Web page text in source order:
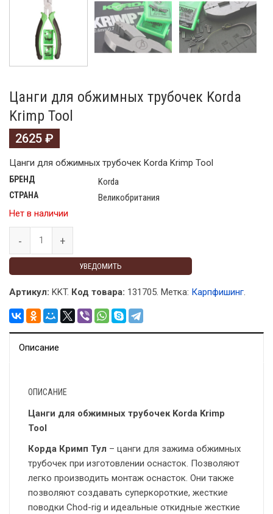
Цанги для обжимных трубочек Korda
Krimp Tool
2625 ₽
Цанги для обжимных трубочек Korda Krimp Tool
БРЕНД Korda
СТРАНА
Великобритания
Нет в наличии
УВЕДОМИТЬ
Артикул: KKT. Код товара: 131705. Метка: Карпфишинг.
Описание
ОПИСАНИЕ
Цанги для обжимных трубочек Korda Krimp
Tool
Корда Кримп Тул – цанги для зажима обжимных
трубочек при изготовлении оснасток. Позволяют
легко производить монтаж оснасток. Они также
позволяют создавать суперкороткие, жесткие
поводки Chod-rig и идеальные откидные жесткие